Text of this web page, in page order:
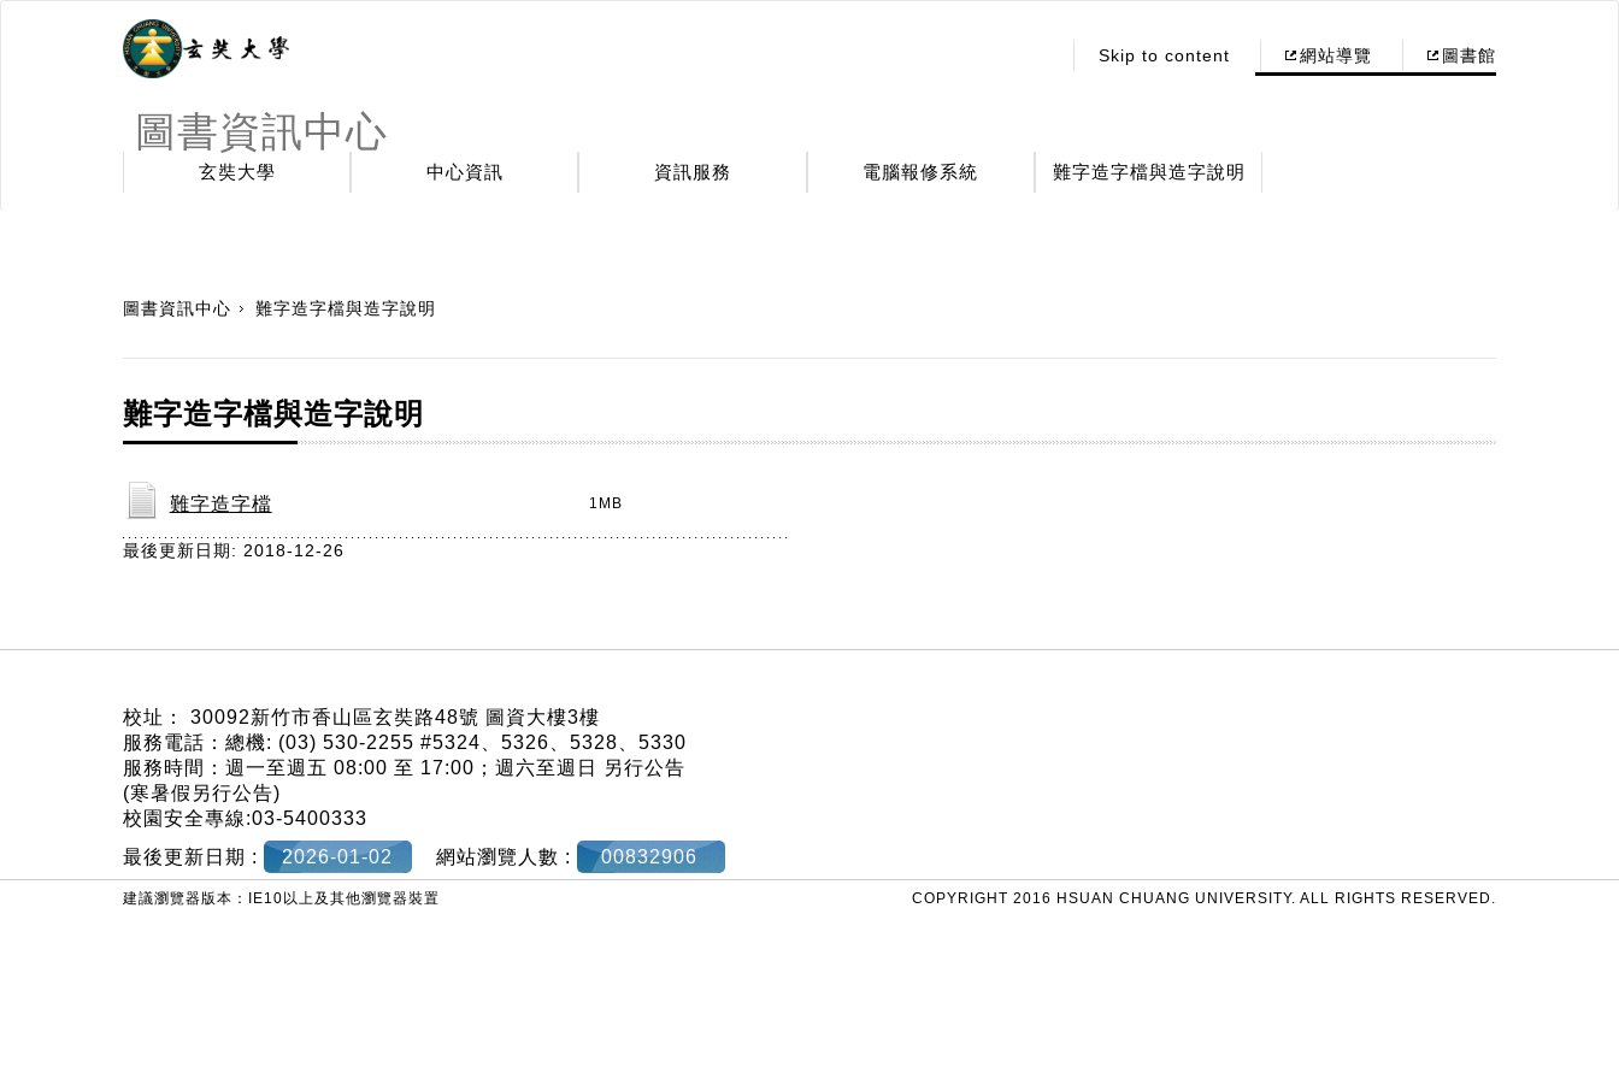
圖書資訊中心
Skip to content 網站導覽 圖書館
玄奘大學 中心資訊 資訊服務 電腦報修系統 難字造字檔與造字說明
圖書資訊中心 難字造字檔與造字說明
難字造字檔與造字說明
難字造字檔 1MB
最後更新日期: 2018-12-26
校址： 30092新竹市香山區玄奘路48號 圖資大樓3樓
服務電話：總機: (03) 530-2255 #5324、5326、5328、5330
服務時間：週一至週五 08:00 至 17:00；週六至週日 另行公告
(寒暑假另行公告)
校園安全專線:03-5400333
最後更新日期 :
2026-01-02 網站瀏覽人數 : 00832906
建議瀏覽器版本：IE10以上及其他瀏覽器裝置 COPYRIGHT 2016 HSUAN CHUANG UNIVERSITY. ALL RIGHTS RESERVED.